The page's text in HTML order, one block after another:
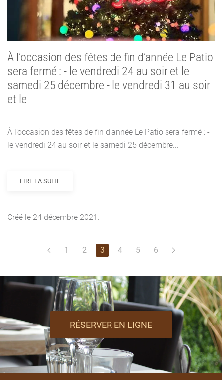
À l’occasion des fêtes de fin d’année Le Patio
sera fermé : - le vendredi 24 au soir et le
samedi 25 décembre - le vendredi 31 au soir
et le
À l’occasion des fêtes de fin d’année Le Patio sera fermé : -
le vendredi 24 au soir et le samedi 25 décembre...
LIRE LA SUITE
Créé le 24 décembre 2021 .
1 2 3 4 5 6
RÉSERVER EN LIGNE